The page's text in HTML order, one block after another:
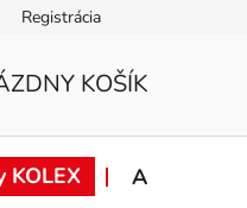
Podmienky ochrany
Registrácia
KOŠÍK
KOLEX Akcie